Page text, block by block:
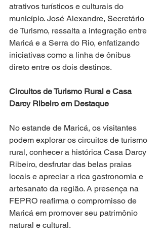
atrativos turísticos e culturais do
município. José Alexandre, Secretário
de Turismo, ressalta a integração entre
Maricá e a Serra do Rio, enfatizando
iniciativas como a linha de ônibus
direto entre os dois destinos.
Circuitos de Turismo Rural e Casa
Darcy Ribeiro em Destaque
No estande de Maricá, os visitantes
podem explorar os circuitos de turismo
rural, conhecer a histórica Casa Darcy
Ribeiro, desfrutar das belas praias
locais e apreciar a rica gastronomia e
artesanato da região. A presença na
FEPRO reafirma o compromisso de
Maricá em promover seu patrimônio
natural e cultural.